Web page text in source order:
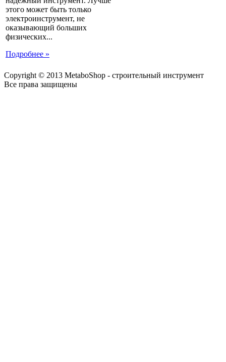
этого может быть только
электроинструмент, не
оказывающий больших
физических...
Подробнее »
Copyright © 2013 MetaboShop - строительный инструмент
Все права защищены